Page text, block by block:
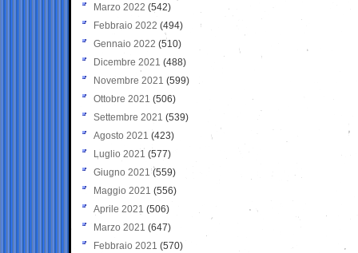
Marzo 2022 (542)
Febbraio 2022 (494)
Gennaio 2022 (510)
Dicembre 2021 (488)
Novembre 2021 (599)
Ottobre 2021 (506)
Settembre 2021 (539)
Agosto 2021 (423)
Luglio 2021 (577)
Giugno 2021(559)
Maggio 2021 (556)
Aprile 2021 (506)
Marzo 2021 (647)
Febbraio 2021 (570)